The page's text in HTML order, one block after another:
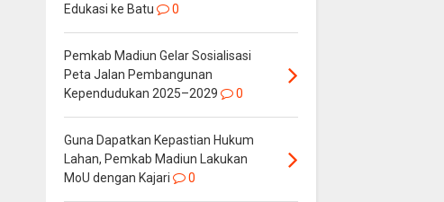
Edukasi ke Batu
0
Pemkab Madiun Gelar Sosialisasi
Peta Jalan Pembangunan
Kependudukan 2025–2029
0
Guna Dapatkan Kepastian Hukum
Lahan, Pemkab Madiun Lakukan
MoU dengan Kajari
0